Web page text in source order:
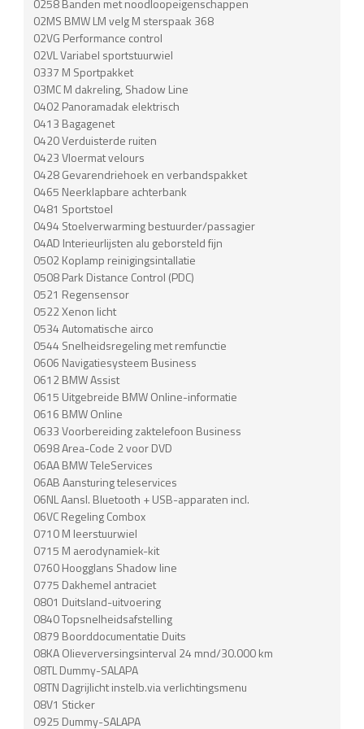
02MS BMW LM velg M sterspaak 368
02VG Performance control
02VL Variabel sportstuurwiel
0337 M Sportpakket
03MC M dakreling, Shadow Line
0402 Panoramadak elektrisch
0413 Bagagenet
0420 Verduisterde ruiten
0423 Vloermat velours
0428 Gevarendriehoek en verbandspakket
0465 Neerklapbare achterbank
0481 Sportstoel
0494 Stoelverwarming bestuurder/passagier
04AD Interieurlijsten alu geborsteld fijn
0502 Koplamp reinigingsintallatie
0508 Park Distance Control (PDC)
0521 Regensensor
0522 Xenon licht
0534 Automatische airco
0544 Snelheidsregeling met remfunctie
0606 Navigatiesysteem Business
0612 BMW Assist
0615 Uitgebreide BMW Online-informatie
0616 BMW Online
0633 Voorbereiding zaktelefoon Business
0698 Area-Code 2 voor DVD
06AA BMW TeleServices
06AB Aansturing teleservices
06NL Aansl. Bluetooth + USB-apparaten incl.
06VC Regeling Combox
0710 M leerstuurwiel
0715 M aerodynamiek-kit
0760 Hoogglans Shadow line
0775 Dakhemel antraciet
0801 Duitsland-uitvoering
0840 Topsnelheidsafstelling
0879 Boorddocumentatie Duits
08KA Olieverversingsinterval 24 mnd/30.000 km
08TL Dummy-SALAPA
08TN Dagrijlicht instelb.via verlichtingsmenu
08V1 Sticker
0925 Dummy-SALAPA